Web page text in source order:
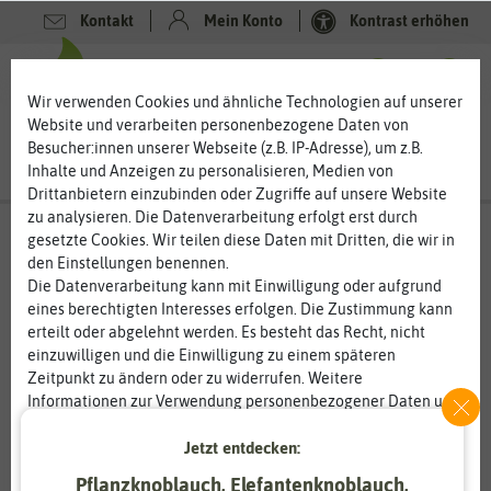
Kontakt Mein Konto Kontrast erhöhen
-80%
Wir verwenden Cookies und ähnliche Technologien auf unserer
Website und verarbeiten personenbezogene Daten von
Besucher:innen unserer Webseite (z.B. IP-Adresse), um z.B.
Inhalte und Anzeigen zu personalisieren, Medien von
Drittanbietern einzubinden oder Zugriffe auf unsere Website
zu analysieren. Die Datenverarbeitung erfolgt erst durch
gesetzte Cookies. Wir teilen diese Daten mit Dritten, die wir in
den Einstellungen benennen.
Die Datenverarbeitung kann mit Einwilligung oder aufgrund
eines berechtigten Interesses erfolgen. Die Zustimmung kann
erteilt oder abgelehnt werden. Es besteht das Recht, nicht
einzuwilligen und die Einwilligung zu einem späteren
Zeitpunkt zu ändern oder zu widerrufen. Weitere
Informationen zur Verwendung personenbezogener Daten und
Essenziell Statistik
Jetzt entdecken:
Pflanzknoblauch, Elefantenknoblauch,